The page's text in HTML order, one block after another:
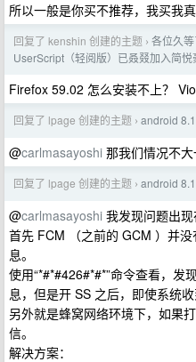
所以一般是你买不推荐，我买我
回复了 kenshin 创建的主题 › 各位久
UserScript（轻阅版）已叒叕加入简悦
Firefox 59.02 怎么安装不上？
回复了 lpage 创建的主题 › android
@carlmasayoshi 那我们情况不
回复了 lpage 创建的主题 › android
@carlmasayoshi 我发现问题出现
首先 FCM （之前的 GCM ）并
息。
使用“*#*#426#*#*”命令查看，发
息，但是开 SS 之后，即使系统
另外就是蜂窝网络环境下，如果
信。
解决方案：